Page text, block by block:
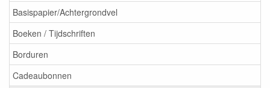
Basispapier/Achtergrondvel
Boeken / Tijdschriften
Borduren
Cadeaubonnen